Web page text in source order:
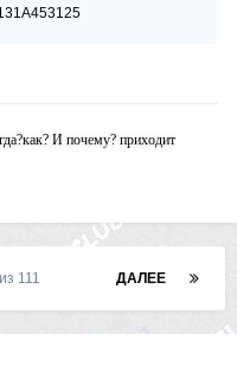
И почему? приходит
ДАЛЕЕ
111